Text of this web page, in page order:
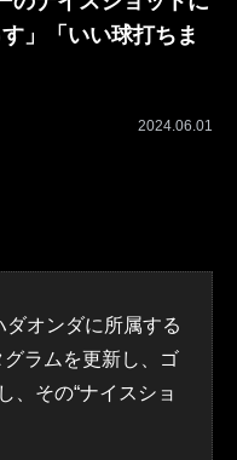
」「いい球打ちま
2024.06.01
オンダに所属する
ラムを更新し、ゴ
、その“ナイスショ